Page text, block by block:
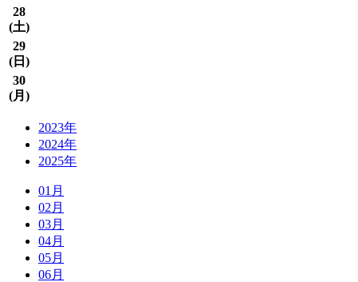
28
(土)
29
( 日 )
30
(月 )
2023年
2024年
2025年
01月
02月
03月
04月
05月
06月